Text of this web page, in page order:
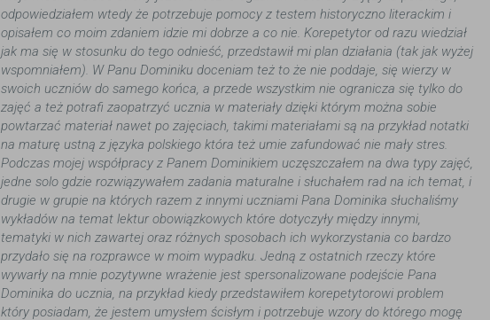
odpowiedziałem wtedy że potrzebuje pomocy z testem historyczno literackim i
opisałem co moim zdaniem idzie mi dobrze a co nie. Korepetytor od razu wiedział
jak ma się w stosunku do tego odnieść, przedstawił mi plan działania (tak jak wyżej
wspomniałem). W Panu Dominiku doceniam też to że nie poddaje, się wierzy w
swoich uczniów do samego końca, a przede wszystkim nie ogranicza się tylko do
zajęć a też potrafi zaopatrzyć ucznia w materiały dzięki którym można sobie
powtarzać materiał nawet po zajęciach, takimi materiałami są na przykład notatki
na maturę ustną z języka polskiego która też umie zafundować nie mały stres.
Podczas mojej współpracy z Panem Dominikiem uczęszczałem na dwa typy zajęć,
jedne solo gdzie rozwiązywałem zadania maturalne i słuchałem rad na ich temat, i
drugie w grupie na których razem z innymi uczniami Pana Dominika słuchaliśmy
wykładów na temat lektur obowiązkowych które dotyczyły między innymi,
tematyki w nich zawartej oraz różnych sposobach ich wykorzystania co bardzo
przydało się na rozprawce w moim wypadku. Jedną z ostatnich rzeczy które
wywarły na mnie pozytywne wrażenie jest spersonalizowane podejście Pana
Dominika do ucznia, na przykład kiedy przedstawiłem korepetytorowi problem
który posiadam, że jestem umysłem ścisłym i potrzebuje wzory do którego mogę